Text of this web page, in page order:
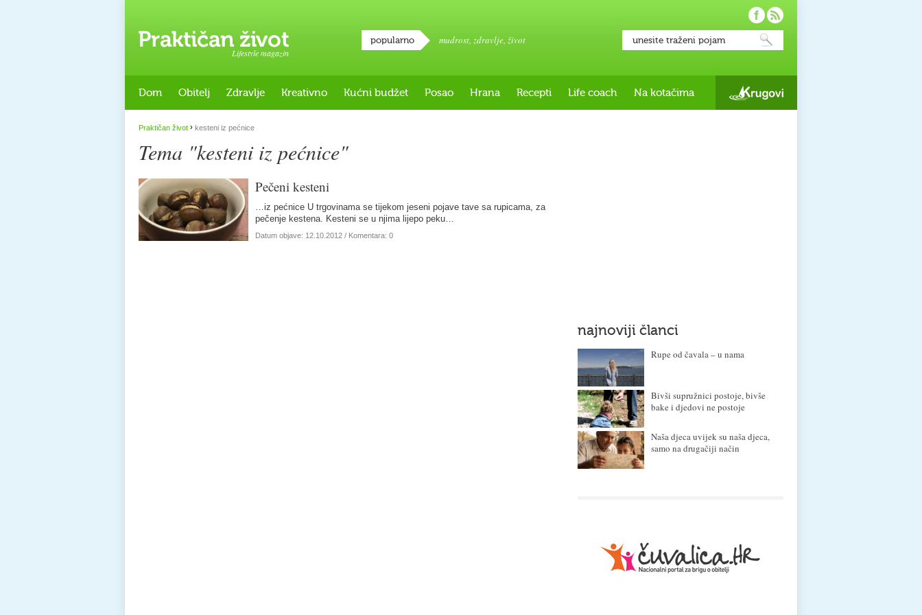
Lifestyle magazin
popularno mudrost, zdravlje, život
Dom Obitelj Zdravlje Kreativno Kućni budžet Posao Hrana Recepti Life coach Na kotačima
Praktičan život › kesteni iz pećnice
Tema "kesteni iz pećnice"
Pečeni kesteni
…iz pećnice U trgovinama se tijekom jeseni pojave tave sa rupicama, za
pečenje kestena. Kesteni se u njima lijepo peku…
Datum objave: 12.10.2012 / Komentara: 0
najnoviji članci
Rupe od čavala – u nama
Bivši supružnici postoje, bivše
bake i djedovi ne postoje
Naša djeca uvijek su naša djeca,
samo na drugačiji način